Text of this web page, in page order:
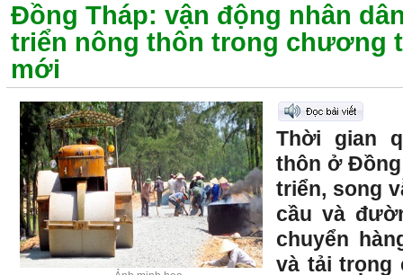
Đồng Tháp: vận động nhân
triển nông thôn trong chương
mới
Thời gian
thôn ở
triển, song
cầu và
chuyển
và tải trọng